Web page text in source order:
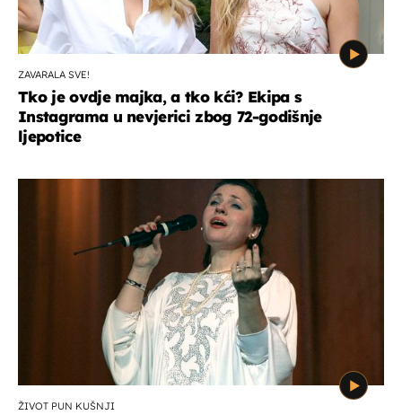
ZAVARALA SVE!
Tko je ovdje majka, a tko kći? Ekipa s
Instagrama u nevjerici zbog 72-godišnje
ljepotice
ŽIVOT PUN KUŠNJI